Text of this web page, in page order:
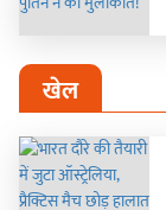
खेल